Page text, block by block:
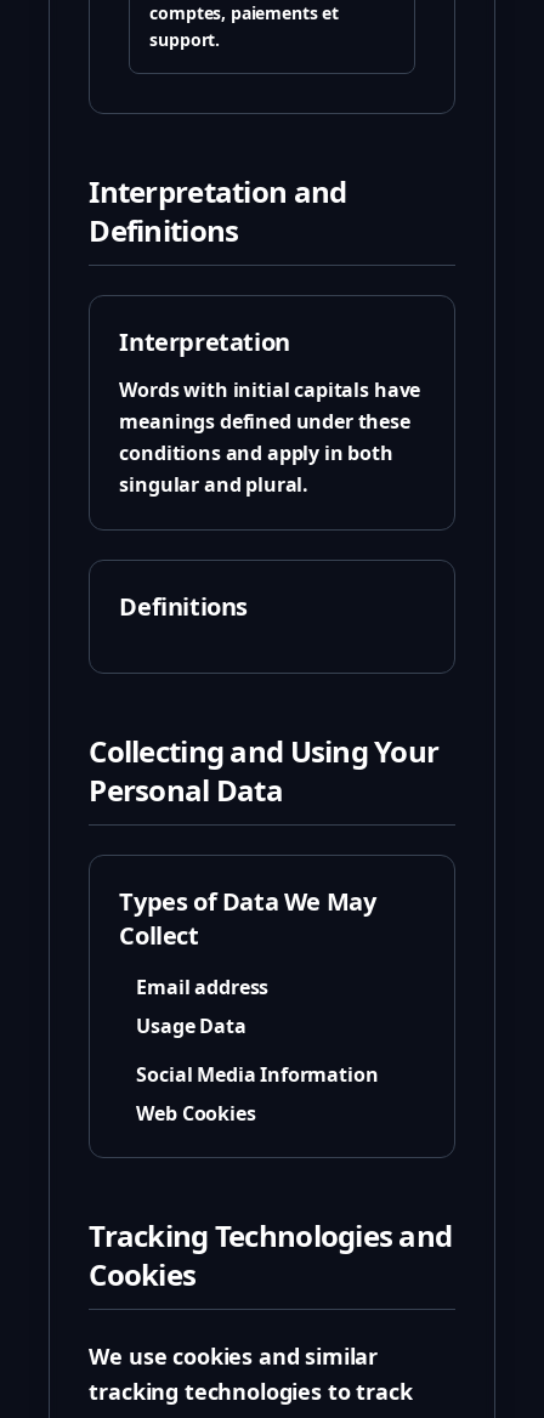
comptes, paiements et
support.
Interpretation and
Definitions
Interpretation
Words with initial capitals have
meanings defined under these
conditions and apply in both
singular and plural.
Definitions
Collecting and Using Your
Personal Data
Types of Data We May
Collect
Email address
Usage Data
Social Media Information
Web Cookies
Tracking Technologies and
Cookies
We use cookies and similar
tracking technologies to track